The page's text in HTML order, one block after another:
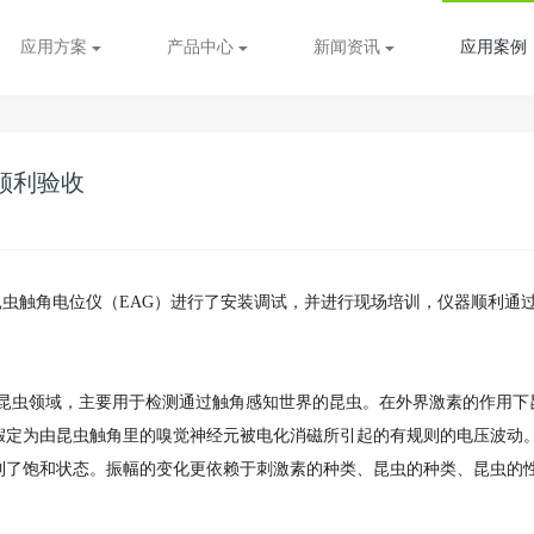
应用方案 产品中心 新闻资讯 应用案例
利验收
角电位仪（EAG）进行了安装调试，并进行现场培训，仪器顺利通
域，主要用于检测通过触角感知世界的昆虫。在外界激素的作用下
为由昆虫触角里的嗅觉神经元被电化消磁所引起的有规则的电压波动
饱和状态。振幅的变化更依赖于刺激素的种类、昆虫的种类、昆虫的